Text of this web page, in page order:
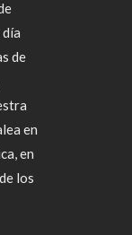
de
en
en
los